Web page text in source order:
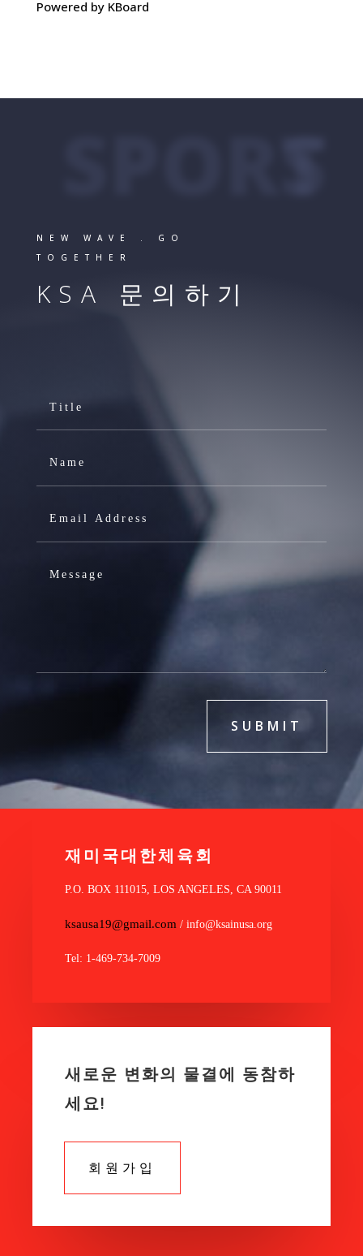
Powered by KBoard
SPORTS
NEW WAVE . GO
TOGETHER
KSA 문의하기
SUBMIT
재미국대한체육회
P.O. BOX 111015, LOS ANGELES, CA 90011
ksausa19@gmail.com / info@ksainusa.org
Tel: 1-469-734-7009
새로운 변화의 물결에 동참하
세요!
회원가입